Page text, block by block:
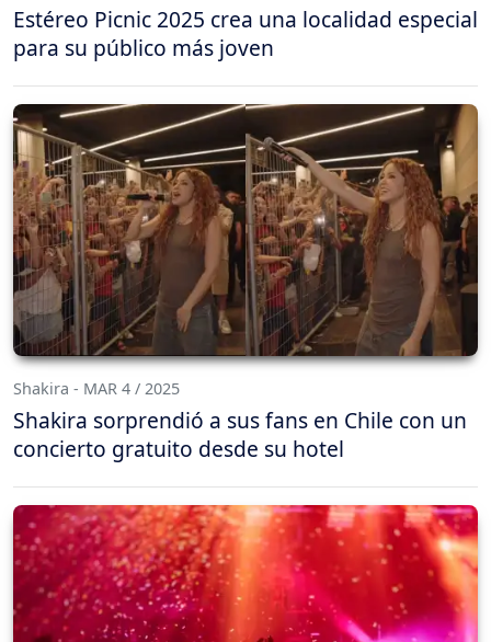
Estéreo Picnic 2025 crea una localidad especial
para su público más joven
Shakira - MAR 4 / 2025
Shakira sorprendió a sus fans en Chile con un
concierto gratuito desde su hotel